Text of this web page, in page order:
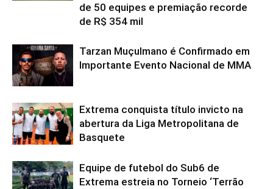
de 50 equipes e premiação recorde
de R$ 354 mil
Tarzan Muçulmano é Confirmado em
Importante Evento Nacional de MMA
Extrema conquista título invicto na
abertura da Liga Metropolitana de
Basquete
Equipe de futebol do Sub6 de
Extrema estreia no Torneio ‘Terrão